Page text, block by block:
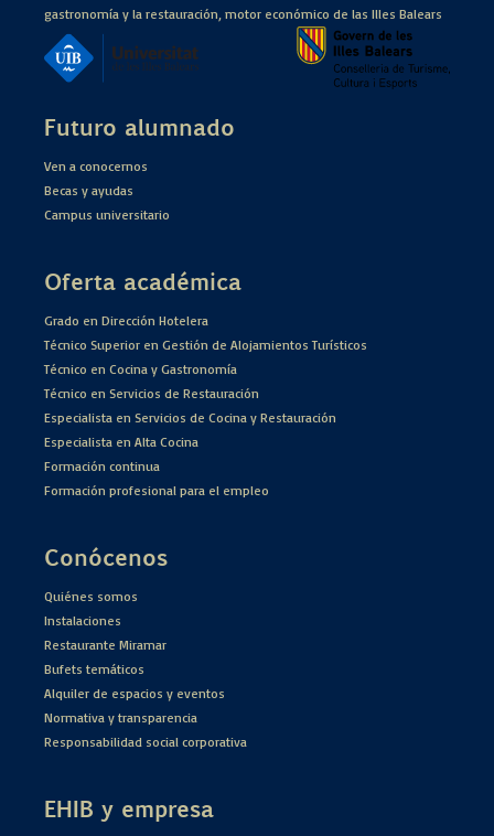
gastronomía y la restauración, motor económico de las Illes Balears
Futuro alumnado
Ven a conocernos
Becas y ayudas
Campus universitario
Oferta académica
Grado en Dirección Hotelera
Técnico Superior en Gestión de Alojamientos Turísticos
Técnico en Cocina y Gastronomía
Técnico en Servicios de Restauración
Especialista en Servicios de Cocina y Restauración
Especialista en Alta Cocina
Formación continua
Formación profesional para el empleo
Conócenos
Quiénes somos
Instalaciones
Restaurante Miramar
Bufets temáticos
Alquiler de espacios y eventos
Normativa y transparencia
Responsabilidad social corporativa
EHIB y empresa